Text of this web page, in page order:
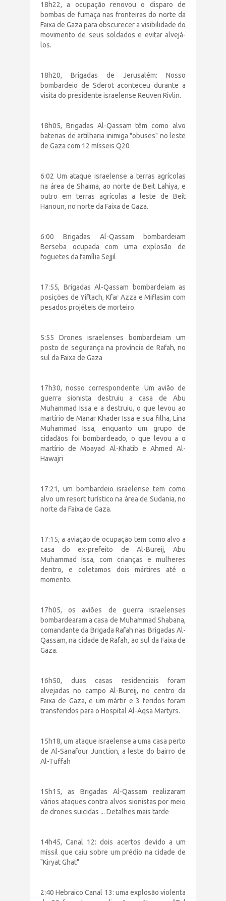
18h22, a ocupação renovou o disparo de
bombas de fumaça nas fronteiras do norte da
Faixa de Gaza para obscurecer a visibilidade do
movimento de seus soldados e evitar alvejá-
los.
18h20, Brigadas de Jerusalém: Nosso
bombardeio de Sderot aconteceu durante a
visita do presidente israelense Reuven Rivlin.
18h05, Brigadas Al-Qassam têm como alvo
baterias de artilharia inimiga "obuses" no leste
de Gaza com 12 mísseis Q20
6:02 Um ataque israelense a terras agrícolas
na área de Shaima, ao norte de Beit Lahiya, e
outro em terras agrícolas a leste de Beit
Hanoun, no norte da Faixa de Gaza.
6:00 Brigadas Al-Qassam bombardeiam
Berseba ocupada com uma explosão de
foguetes da família Sejjil
17:55, Brigadas Al-Qassam bombardeiam as
posições de Yiftach, Kfar Azza e Miflasim com
pesados projéteis de morteiro.
5:55 Drones israelenses bombardeiam um
posto de segurança na província de Rafah, no
sul da Faixa de Gaza
17h30, nosso correspondente: Um avião de
guerra sionista destruiu a casa de Abu
Muhammad Issa e a destruiu, o que levou ao
martírio de Manar Khader Issa e sua filha, Lina
Muhammad Issa, enquanto um grupo de
cidadãos foi bombardeado, o que levou a o
martírio de Moayad Al-Khatib e Ahmed Al-
Hawajri
17:21, um bombardeio israelense tem como
alvo um resort turístico na área de Sudania, no
norte da Faixa de Gaza.
17:15, a aviação de ocupação tem como alvo a
casa do ex-prefeito de Al-Bureij, Abu
Muhammad Issa, com crianças e mulheres
dentro, e coletamos dois mártires até o
momento.
17h05, os aviões de guerra israelenses
bombardearam a casa de Muhammad Shabana,
comandante da Brigada Rafah nas Brigadas Al-
Qassam, na cidade de Rafah, ao sul da Faixa de
Gaza.
16h50, duas casas residenciais foram
alvejadas no campo Al-Bureij, no centro da
Faixa de Gaza, e um mártir e 3 feridos foram
transferidos para o Hospital Al-Aqsa Martyrs.
15h18, um ataque israelense a uma casa perto
de Al-Sanafour Junction, a leste do bairro de
Al-Tuffah
15h15, as Brigadas Al-Qassam realizaram
vários ataques contra alvos sionistas por meio
de drones suicidas ... Detalhes mais tarde
14h45, Canal 12: dois acertos devido a um
míssil que caiu sobre um prédio na cidade de
"Kiryat Ghat"
2:40 Hebraico Canal 13: uma explosão violenta